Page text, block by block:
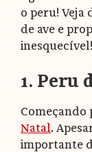
o peru! Veja
de ave e
inesquecível!
1. Peru
Começando
Natal.
importante